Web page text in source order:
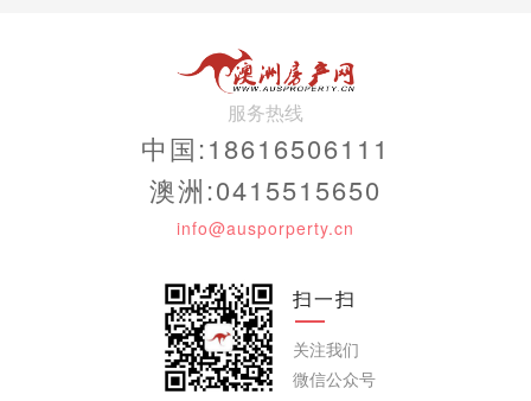
服务热线
中国:18616506111
澳洲:0415515650
info@ausporperty.cn
扫一扫
关注我们
微信公众号